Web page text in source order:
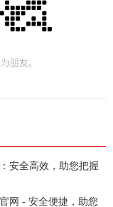
安全高效，助您把握
网 - 安全便捷，助您